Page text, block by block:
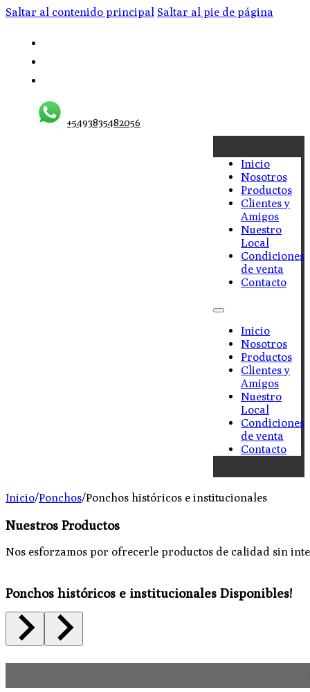
Saltar al contenido principal Saltar al pie de página
+5493835482056
Inicio
Nosotros
Productos
Clientes y
Amigos
Nuestro
Local
Condiciones
de venta
Contacto
Inicio
Nosotros
Productos
Clientes y
Amigos
Nuestro
Local
Condiciones
de venta
Contacto
Inicio/Ponchos/Ponchos históricos e institucionales
Nuestros Productos
Nos esforzamos por ofrecerle productos de calidad sin
Ponchos históricos e institucionales Disponibles!